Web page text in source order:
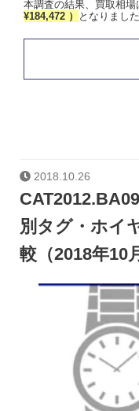
本調査の結果、買取相場
¥184,472 ）
となりました
2018.10.26
別タグ・ホイ
較（2018年10